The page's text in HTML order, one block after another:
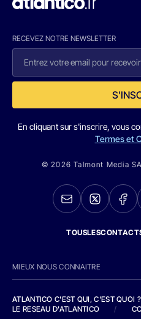
RECEVEZ NOTRE NEWSLETTER
En cliquant sur s'inscrire, vous
Termes et
© 2026 Talmont Media
MIEUX NOUS CONNAITRE
ATLANTICO C'EST QUI, C'EST QUOI ?
LE RESEAU D'ATLANTICO
/